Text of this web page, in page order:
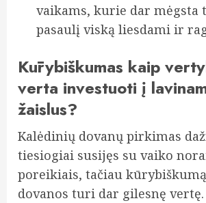
vaikams, kurie dar mėgsta
pasaulį viską liesdami ir
Kūrybiškumas kaip
verta investuoti į
žaislus?
Kalėdinių dovanų pirkimas
tiesiogiai susijęs su vaiko
poreikiais, tačiau
dovanos turi dar gilesnę vertę.